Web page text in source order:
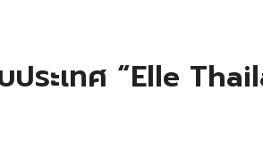
บประเทศ “Elle